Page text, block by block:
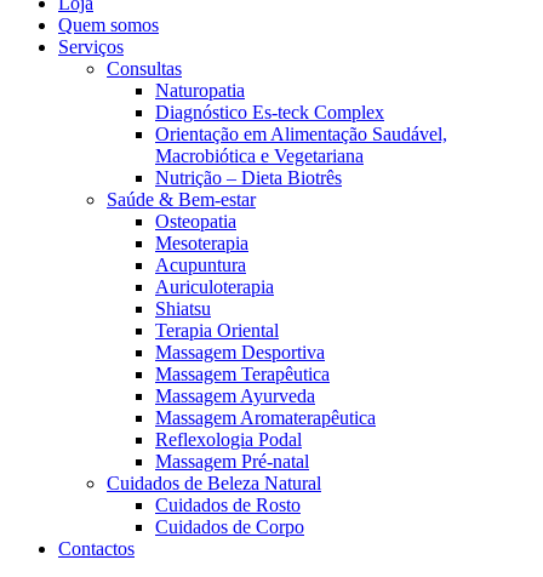
Quem somos
Serviços
Consultas
Naturopatia
Diagnóstico Es-teck Complex
Orientação em Alimentação Saudável,
Macrobiótica e Vegetariana
Nutrição – Dieta Biotrês
Saúde & Bem-estar
Osteopatia
Mesoterapia
Acupuntura
Auriculoterapia
Shiatsu
Terapia Oriental
Massagem Desportiva
Massagem Terapêutica
Massagem Ayurveda
Massagem Aromaterapêutica
Reflexologia Podal
Massagem Pré-natal
Cuidados de Beleza Natural
Cuidados de Rosto
Cuidados de Corpo
Contactos